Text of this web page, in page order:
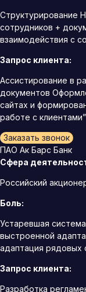
Структурирование
сотрудников +
взаимодействия с
Запрос клиента:
Ассистирование в
документов
сайтах и
работе с клиентами”
Заказать звонок
ПАО Ак Барс Банк
Сфера
Российский
Боль:
Устаревшая
выстроенной
адаптация рядовых
Запрос клиента:
Разработка